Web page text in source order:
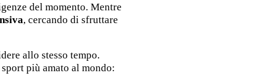
del momento. Mentre
, cercando di sfruttare
allo stesso tempo.
più amato al mondo: